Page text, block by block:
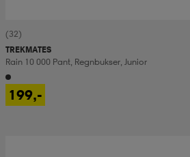
(32)
TREKMATES
Rain 10 000 Pant, Regnbukser, Junior
199,-